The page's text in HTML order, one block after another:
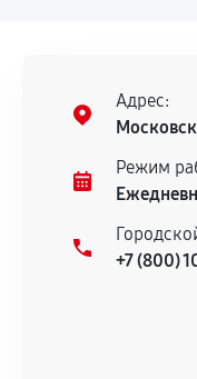
нормальной
гарантийного
техническим
Документы
Адрес:
Режим
+7 (800)